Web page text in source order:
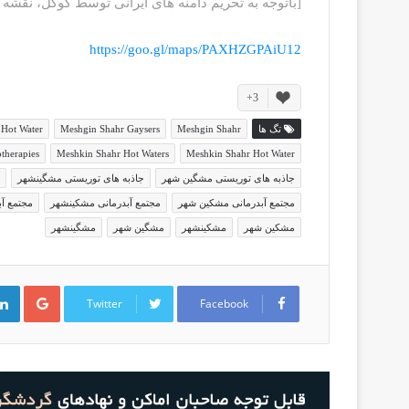
[باتوجه به تحریم دامنه های ایرانی توسط گوگل،
https://goo.gl/maps/PAXHZGPAiU12
3+
تگ ها Meshgin Shahr
Meshgin Shahr Gaysers
Water
Meshkin Shahr Hot Water
Meshkin Shahr Hot Waters
جاذبه های توریستی مشگین شهر جاذبه های توریستی مشگینشهر
مجتمع آبدرمانی مشکین شهر مجتمع آبدرمانی مشکینشهر مجتمع
مشکین شهر مشکینشهر مشگین شهر مشگینشهر
Facebook
Twitter
G
g
+